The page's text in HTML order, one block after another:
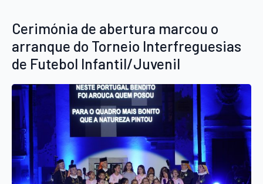
Cerimónia de abertura marcou o
arranque do Torneio Interfreguesias
de Futebol Infantil/Juvenil